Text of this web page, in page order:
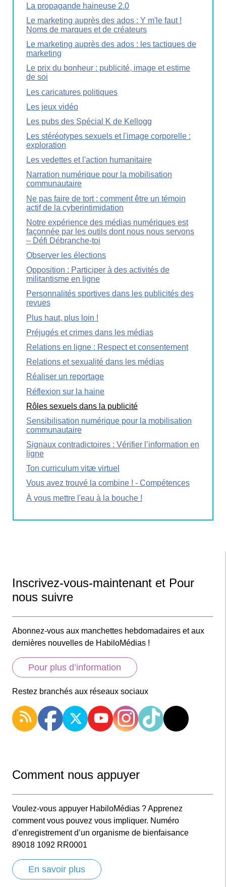
La propagande haineuse 2.0
Le marketing auprès des ados : Y m'le faut !
Noms de marques et de créateurs
Le marketing auprès des ados : les tactiques de
marketing
Le prix du bonheur : publicité, image et estime
de soi
Les caricatures politiques
Les jeux vidéo
Les pubs des Spécial K de Kellogg
Les stéréotypes sexuels et l'image corporelle :
exploration
Les vedettes et l'action humanitaire
Narration numérique pour la mobilisation
communautaire
Ne pas faire de tort : comment être un témoin
actif de la cyberintimidation
Notre expérience des médias numériques est
façonnée par les outils dont nous nous servons
– Défi Débranche-toi
Observer les élections
Opposition : Participer à des activités de
militantisme en ligne
Personnalités sportives dans les publicités des
revues
Plus haut, plus loin !
Préjugés et crimes dans les médias
Relations en ligne : Respect et consentement
Relations et sexualité dans les médias
Réaliser un reportage
Réflexion sur la haine
Rôles sexuels dans la publicité
Sensibilisation numérique pour la mobilisation
communautaire
Signaux contradictoires : Vérifier l’information en
ligne
Ton curriculum vitæ virtuel
Vous avez trouvé la combine ! - Compétences
À vous mettre l'eau à la bouche !
Inscrivez-vous-maintenant et Pour
nous suivre
Abonnez-vous aux manchettes hebdomadaires et aux
dernières nouvelles de HabiloMédias !
Pour plus d’information
Restez branchés aux réseaux sociaux
Comment nous appuyer
Voulez-vous appuyer HabiloMédias ? Apprenez
comment vous pouvez vous impliquer. Numéro
d’enregistrement d’un organisme de bienfaisance
89018 1092 RR0001
En savoir plus